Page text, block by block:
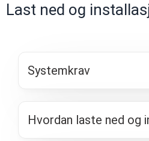
Last ned og
Systemkrav
Hvordan laste ned og